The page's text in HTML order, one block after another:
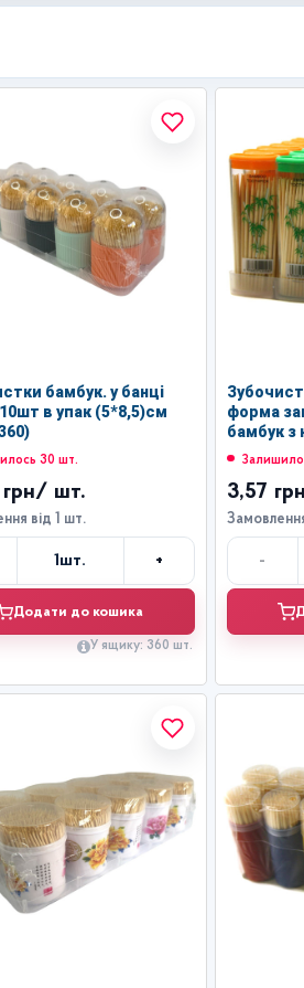
бамбук. у банці
в упак (5*8,5)см
30 шт.
/ шт.
від 1 шт.
1 шт. +
Додати до кошика
У ящику: 360 шт.
форма
бамбук з
(1152/24)
3,57
-